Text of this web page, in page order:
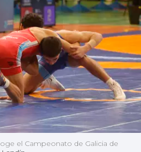
el Campeonato de Galicia de